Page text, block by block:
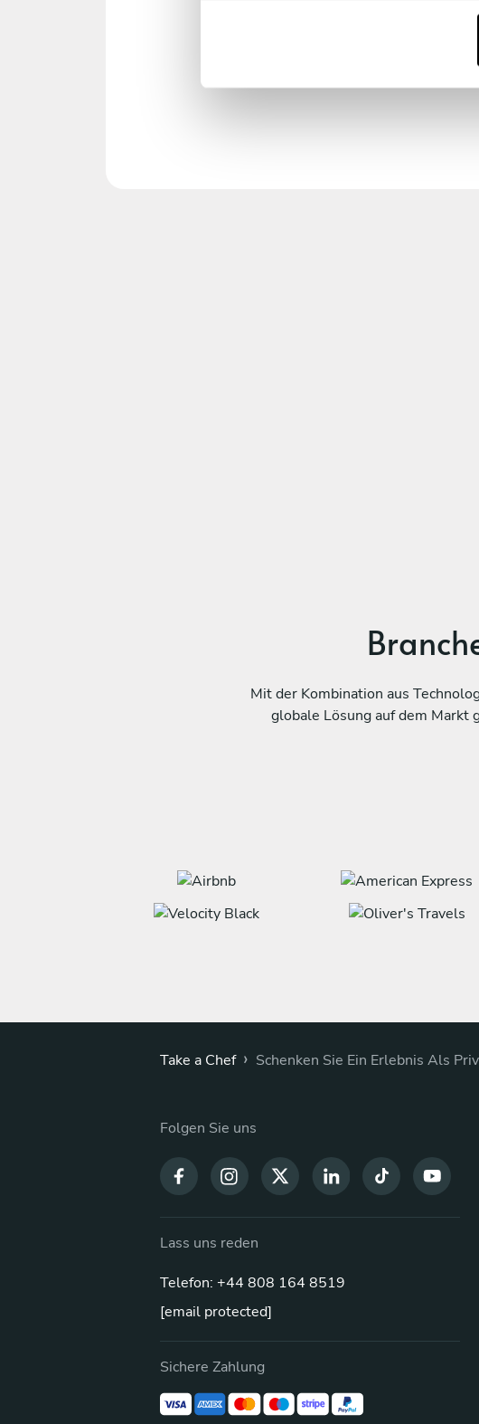
e
Mit der Kombination aus
globale Lösung auf dem Markt
Take a Chef › Schenken Sie Ein Erlebnis Als
Folgen Sie uns
Lass uns reden
Telefon: +44 808 164 8519
[email protected]
Sichere Zahlung